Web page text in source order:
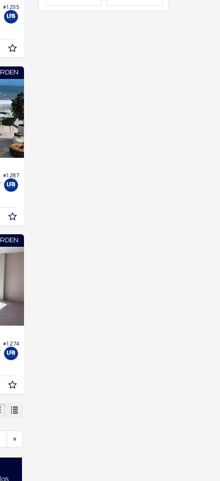
#1.295
#1.287
#1.274
»